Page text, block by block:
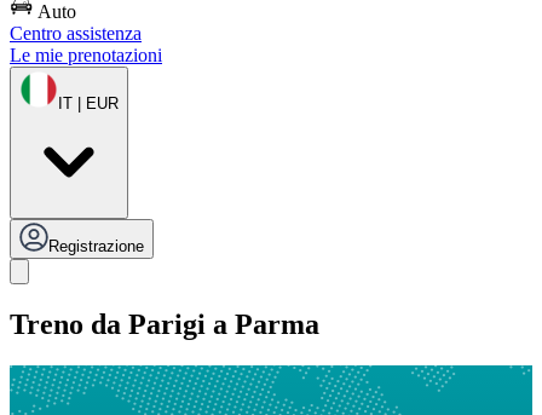
Auto
Centro assistenza
Le mie prenotazioni
IT | EUR
Registrazione
Treno da Parigi a Parma